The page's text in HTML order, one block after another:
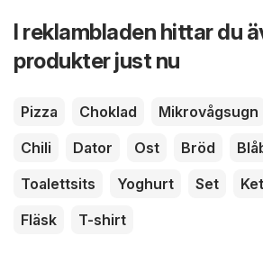
I reklambladen hittar du
produkter just nu
Pizza Choklad Mikrovågsugn
Chili
Dator Ost Bröd
Toalettsits
Yoghurt Set
Fläsk
T-shirt